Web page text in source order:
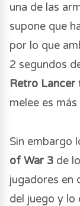
una de las
supone que
por lo que
2 segundos
Retro Lancer
melee es
Sin embargo
of War 3 de
jugadores en
del juego y lo